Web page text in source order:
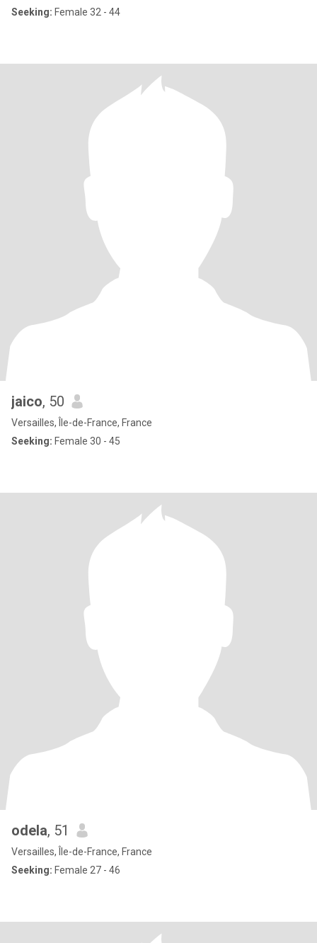
Seeking: Female 32 - 44
jaico, 50
Versailles, Île-de-France, France
Seeking: Female 30 - 45
odela, 51
Versailles, Île-de-France, France
Seeking: Female 27 - 46